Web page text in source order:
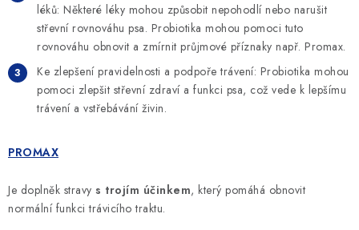
léků: Některé léky mohou způsobit nepohodlí nebo narušit
střevní rovnováhu psa. Probiotika mohou pomoci tuto
rovnováhu obnovit a zmírnit průjmové příznaky např. Promax.
Ke zlepšení pravidelnosti a podpoře trávení: Probiotika mohou
pomoci zlepšit střevní zdraví a funkci psa, což vede k lepšímu
trávení a vstřebávání živin.
PROMAX
Je doplněk stravy s trojím účinkem, který pomáhá obnovit
normální funkci trávicího traktu.